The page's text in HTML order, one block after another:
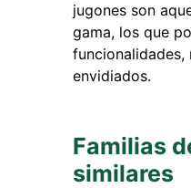
jugones son
gama, los que
funcionalidades,
envidiados.
Familias
similares